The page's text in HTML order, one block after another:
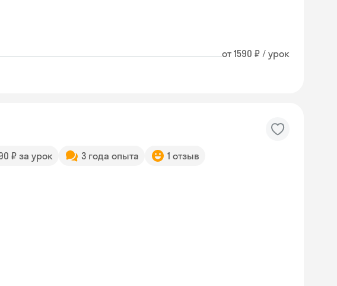
от 1590 ₽ / урок
₽ за урок 3 года опыта 1 отзыв